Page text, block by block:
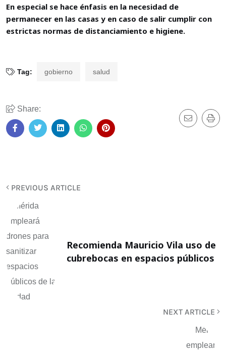
En especial se hace énfasis en la necesidad de
permanecer en las casas y en caso de salir cumplir con
estrictas normas de distanciamiento e higiene.
Tag: gobierno salud
Share:
PREVIOUS ARTICLE
Recomienda Mauricio Vila uso de
cubrebocas en espacios públicos
NEXT ARTICLE